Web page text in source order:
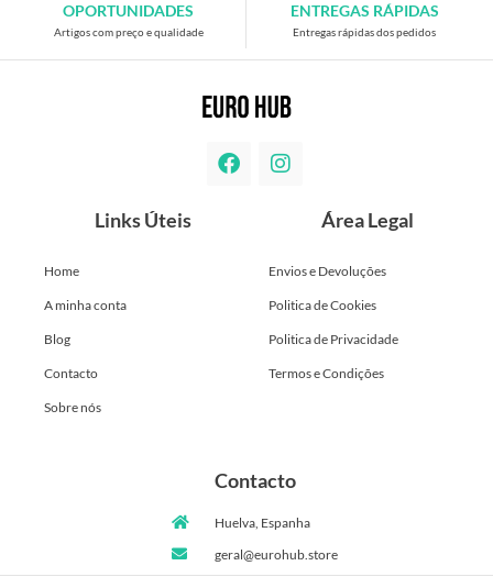
OPORTUNIDADES
Artigos com preço e qualidade
ENTREGAS RÁPIDAS
Entregas rápidas dos pedidos
Links Úteis
Home
A minha conta
Blog
Contacto
Sobre nós
Área Legal
Envios e Devoluções
Politica de Cookies
Politica de Privacidade
Termos e Condições
Contacto
Huelva, Espanha
geral@eurohub.store